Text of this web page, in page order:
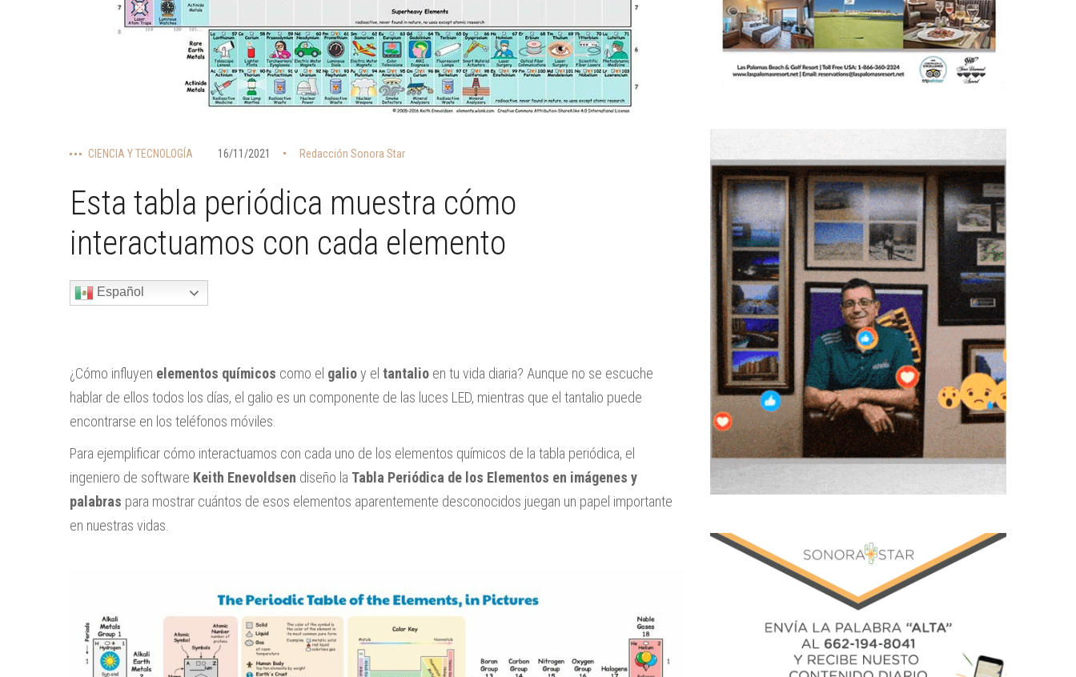
CIENCIA Y TECNOLOGÍA 16/11/2021 Redacción Sonora Star
Esta tabla periódica muestra cómo
interactuamos con cada elemento
Español
¿Cómo influyen elementos químicos como el galioy el tantalio en tu vida diaria? Aunque no se escuche
hablar de ellos todos los días, el galio es un componente de las luces LED, mientras que el tantalio puede
encontrarse en los teléfonos móviles.
Para ejemplificar cómo interactuamos con cada uno de los elementos químicos de la tabla periódica, el
ingeniero de software Keith Enevoldsen diseño la Tabla Periódica de los Elementos en imágenes y
palabras para mostrar cuántos de esos elementos aparentemente desconocidos juegan un papel importante
en nuestras vidas.